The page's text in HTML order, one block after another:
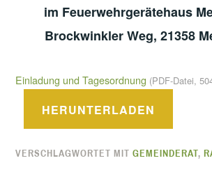
im Feuerwehrgerätehaus
Brockwinkler Weg, 21358
Einladung und Tagesordnung (PDF-Datei,
HERUNTERLADEN
VERSCHLAGWORTET MITGEMEINDERAT,